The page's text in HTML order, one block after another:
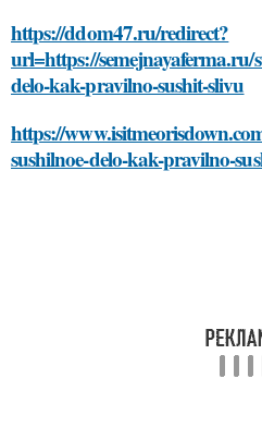
https://ddom47.ru/redirect?
url=https://semejnayaferma.ru/
delo-kak-pravilno-sushit-slivu
https://
sushilnoe-delo-kak-pravilno-